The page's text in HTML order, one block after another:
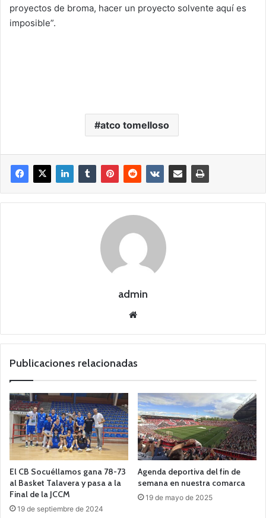
proyectos de broma, hacer un proyecto solvente aquí es
imposible”.
atco tomelloso
admin
we
Publicaciones relacionadas
El CB Socuéllamos gana 78-73
al Basket Talavera y pasa a la
Final de la JCCM
19 de septiembre de 2024
Agenda deportiva del fin de
semana en nuestra comarca
19 de mayo de 2025